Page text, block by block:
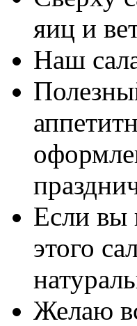
яиц и
Наш
Если вы
этого
Желаю